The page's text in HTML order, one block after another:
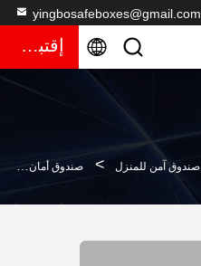
yingbosafeboxes@gmail.com
إقتباس
صندوق آمن للمنزل > صندوق أمان صغير آمن للمنزل، صندوق أمان منزلي بيومتري، آمن على لوحة المفاتيح، آمن للغاية